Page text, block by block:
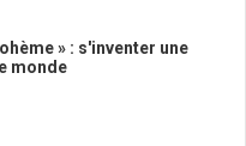
» : s'inventer une
monde